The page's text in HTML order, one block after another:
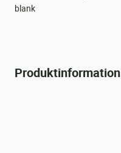
blank
Produktinformation